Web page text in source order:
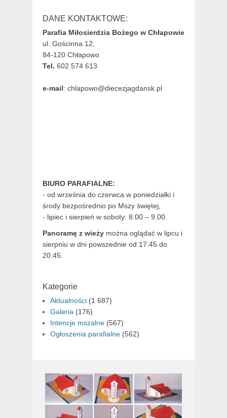
DANE KONTAKTOWE:
Parafia Miłosierdzia Bożego w Chłapowie
ul. Gościnna 12,
84-120 Chłapowo
Tel. 602 574 613
e-mail: chlapowo@diecezjagdansk.pl
BIURO PARAFIALNE:
- od września do czerwca w poniedziałki i
środy bezpośrednio po Mszy świętej,
- lipiec i sierpień w soboty: 8.00 – 9.00.
Panoramę z wieży można oglądać w lipcu i
sierpniu w dni powszednie od 17.45 do
20.45.
Kategorie
Aktualności (1 687)
Galeria (176)
Intencje mszalne (567)
Ogłoszenia parafialne (562)